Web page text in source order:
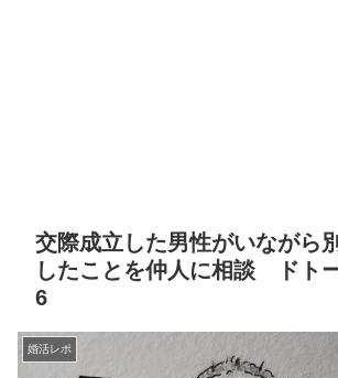
交際成立した男性がいながら
したことを仲人に相談 ドト
6
婚活レポ